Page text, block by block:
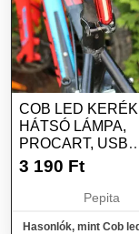
COB LED
HÁTSÓ LÁMPA,
PROCART, USB
ÚJRATÖLTHETŐ
3 190 Ft
Pepita
Hasonlók, mint Cob led